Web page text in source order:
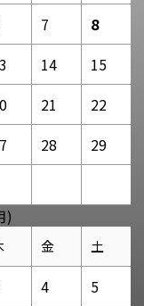
7
8
14
15
21
22
28
29
)
金 土
4
5